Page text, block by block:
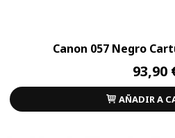
Canon 057 Negro
93,90
AÑADIR A